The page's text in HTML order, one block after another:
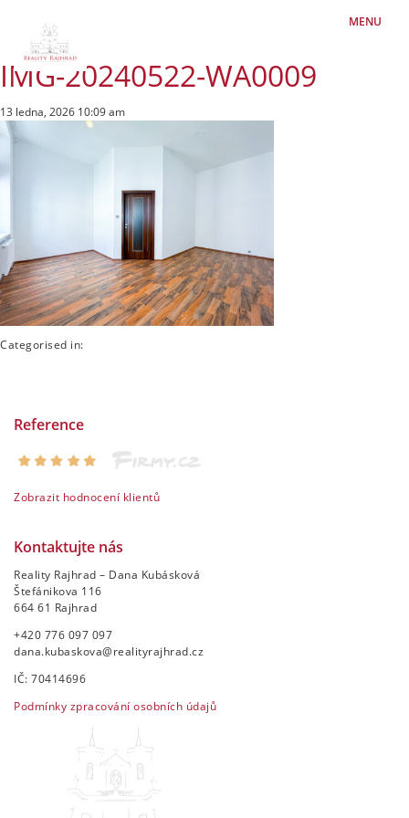
MENU
IMG-20240522-WA0009
13 ledna, 2026 10:09 am
Categorised in:
Reference
Zobrazit hodnocení klientů
Kontaktujte nás
Reality Rajhrad – Dana Kubásková
Štefánikova 116
664 61 Rajhrad
+420 776 097 097
dana.kubaskova@realityrajhrad.cz
IČ: 70414696
Podmínky zpracování osobních údajů